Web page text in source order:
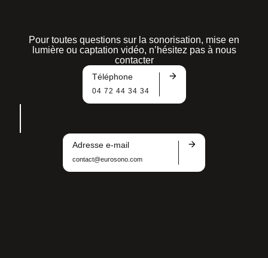
Pour toutes questions sur la sonorisation, mise en
lumière ou captation vidéo, n’hésitez pas à nous
contacter
Téléphone
04 72 44 34 34
Adresse e-mail
contact@eurosono.com